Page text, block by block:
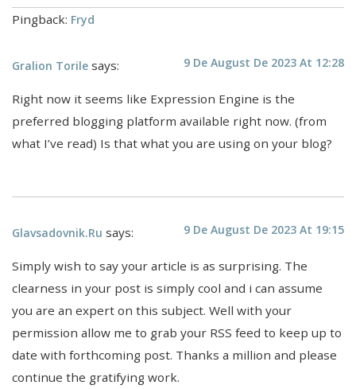
Pingback: Fryd
Gralion Torile says: 9 De August De 2023 At 12:28
Right now it seems like Expression Engine is the
preferred blogging platform available right now. (from
what I’ve read) Is that what you are using on your blog?
Glavsadovnik.ru says: 9 De August De 2023 At 19:15
Simply wish to say your article is as surprising. The
clearness in your post is simply cool and i can assume
you are an expert on this subject. Well with your
permission allow me to grab your RSS feed to keep up to
date with forthcoming post. Thanks a million and please
continue the gratifying work.